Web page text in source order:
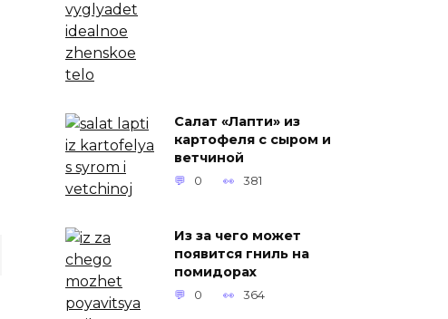
Салат «Лапти» из
картофеля с сыром и
ветчиной
0 381
Из за чего может
появится гниль на
помидорах
0 364